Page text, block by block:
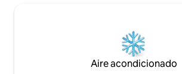
Aire acondicionado